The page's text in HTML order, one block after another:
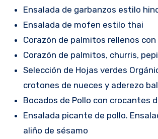
Ensalada de garbanzos estilo
Ensalada de mofen estilo thai
Corazón de palmitos rellenos
Corazón de palmitos, churris,
Selección de Hojas verdes
crotones de nueces y aderezo
Bocados de Pollo con crocantes
Ensalada picante de pollo.
aliño de sésamo